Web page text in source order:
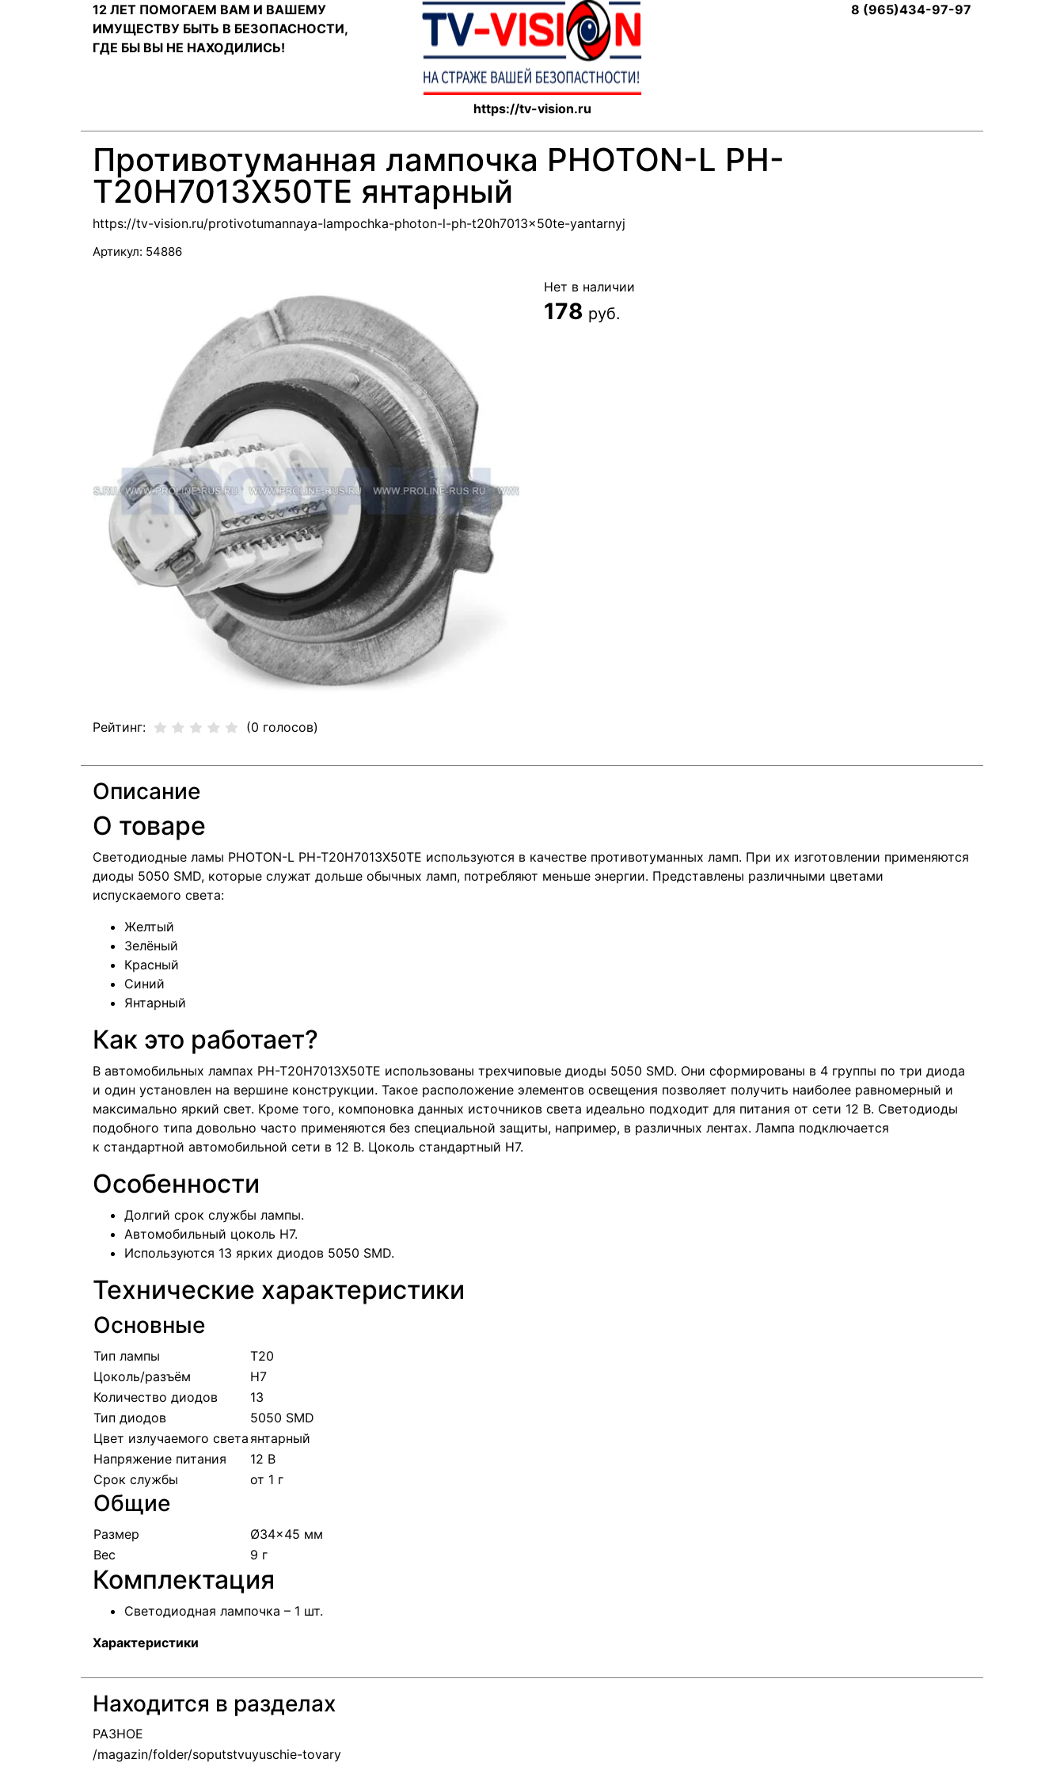
12 ЛЕТ ПОМОГАЕМ ВАМ И ВАШЕМУ
ИМУЩЕСТВУ БЫТЬ В БЕЗОПАСНОСТИ,
ГДЕ БЫ ВЫ НЕ НАХОДИЛИСЬ!
https://tv-vision.ru
8 (965)434-97-97
Противотуманная лампочка PHOTON-L PH-
T20H7013X50TE янтарный
https://tv-vision.ru/protivotumannaya-lampochka-photon-l-ph-t20h7013x50te-yantarnyj
Артикул: 54886
Рейтинг: (0 голосов)
Нет в наличии
178 руб.
Описание
О товаре
Светодиодные ламы PHOTON-L PH-T20H7013X50TE используются в качестве противотуманных ламп. При их изготовлении применяются
диоды 5050 SMD, которые служат дольше обычных ламп, потребляют меньше энергии. Представлены различными цветами
испускаемого света:
Желтый
Зелёный
Красный
Синий
Янтарный
Как это работает?
В автомобильных лампах PH-T20H7013X50TE использованы трехчиповые диоды 5050 SMD. Они сформированы в 4 группы по три диода
и один установлен на вершине конструкции. Такое расположение элементов освещения позволяет получить наиболее равномерный и
максимально яркий свет. Кроме того, компоновка данных источников света идеально подходит для питания от сети 12 В. Светодиоды
подобного типа довольно часто применяются без специальной защиты, например, в различных лентах. Лампа подключается
к стандартной автомобильной сети в 12 В. Цоколь стандартный H7.
Особенности
Долгий срок службы лампы.
Автомобильный цоколь H7.
Используются 13 ярких диодов 5050 SMD.
Технические характеристики
Основные
Тип лампы
T20
Цоколь/разъём
H7
Количество диодов
13
Тип диодов
5050 SMD
Цвет излучаемого светаянтарный
Напряжение питания
12 В
Срок службы
от 1 г
Общие
Размер
Ø34x45 мм
Вес
9 г
Комплектация
Светодиодная лампочка – 1 шт.
Характеристики
Находится в разделах
РАЗНОЕ